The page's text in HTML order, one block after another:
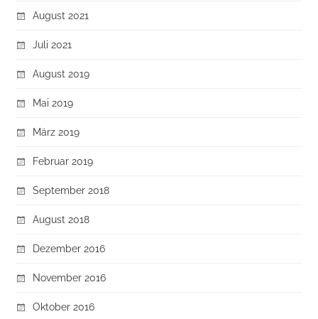
August 2021
Juli 2021
August 2019
Mai 2019
März 2019
Februar 2019
September 2018
August 2018
Dezember 2016
November 2016
Oktober 2016